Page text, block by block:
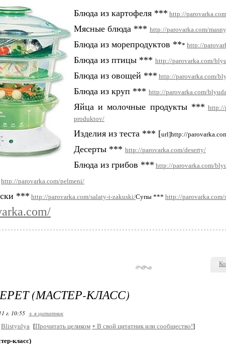
Блюда из картофеля *** http://
Мясные блюда *** http://parovarka.com/
Блюда из морепродуктов *** http://
Блюда из птицы *** http://parovarka.com/
Блюда из овощей *** http://parovarka.com/
Блюда из круп *** http://parovarka.com/
Яйца и молочные продукты *** http://
produktov/
Изделия из теста *** [url]http://
Десерты *** http://parovarka.com/deserty/
Блюда из грибов *** http://parovarka.com/
http://parovarka.com/pelmeni/
*** http://parovarka.com/salaty-i-zakuski/Супы *** http://parovarka.com/
(МАСТЕР-КЛАСС)
г. 10:55 + в цитатник
Blistyulya [Прочитать целиком + В свой цитатник или сообщество!]
класс)